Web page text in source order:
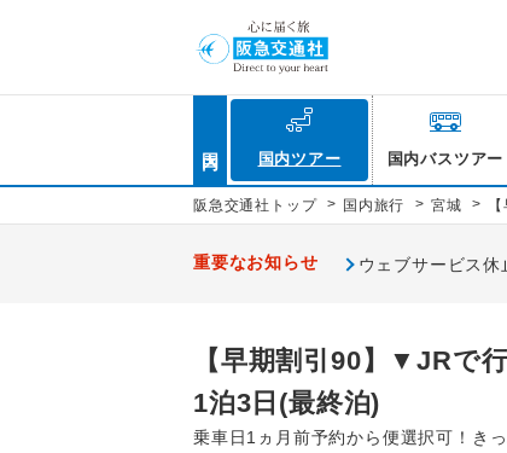
国内ツアー 国内バスツアー
阪急交通社トップ > 国内旅行 > 宮城 >
重要なお知らせ ウェブサービス休
【早期割引90】▼JRで
1泊3日(最終泊)
乗車日1ヵ月前予約から便選択可！き